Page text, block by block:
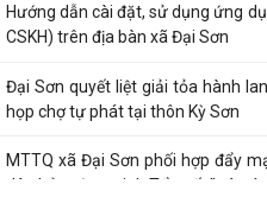
Hướng dẫn cài đặt, sử dụng ứng
CSKH) trên địa bàn xã Đại Sơn
Đại Sơn quyết liệt giải tỏa hành
họp chợ tự phát tại thôn Kỳ Sơn
MTTQ xã Đại Sơn phối hợp đẩy
dân bảo vệ an ninh Tổ quốc” và các...